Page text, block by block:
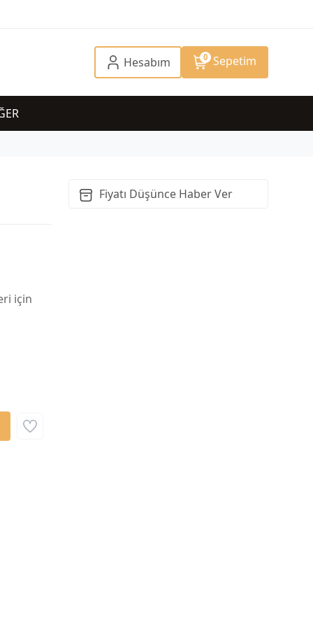
Hesabım 0 Sepetim
için
Fiyatı Düşünce Haber Ver